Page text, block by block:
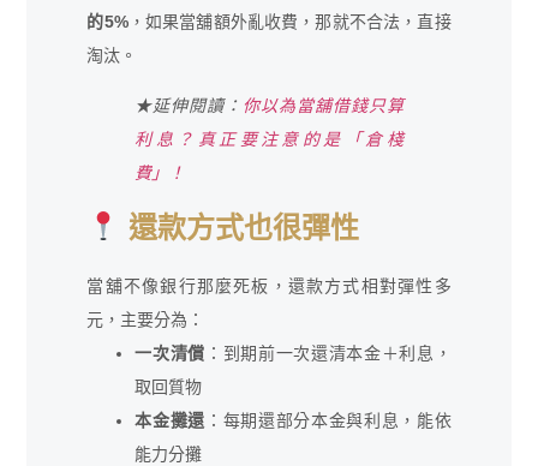
的5%，如果當舖額外亂收費，那就不合法，直接
淘汰。
★延伸閱讀： 你以為當舖借錢只算
利息？真正要注意的是「倉棧
費」！
還款方式也很彈性
當舖不像銀行那麼死板，還款方式相對彈性多
元，主要分為：
一次清償 ：到期前一次還清本金＋利息，
取回質物
本金攤還 ：每期還部分本金與利息，能依
能力分攤